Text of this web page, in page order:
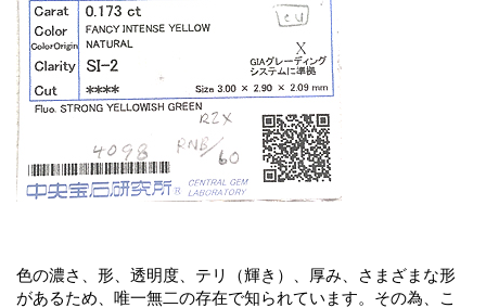
色の濃さ、形、透明度、テリ（輝き）、厚み、さまざまな形
があるため、唯一無二の存在で知られています。その為、こ